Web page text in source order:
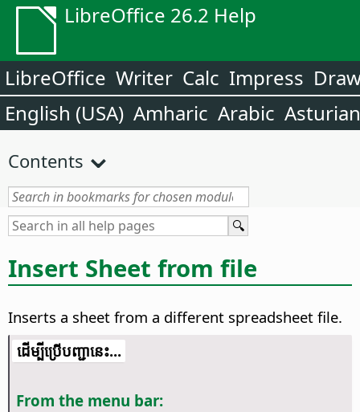
LibreOffice 26.2 Help
LibreOffice Writer Calc Impress
English (USA) Amharic Arabic Asturian
Contents
Insert Sheet from file
Inserts a sheet from a different spreadsheet file.
​​ដើម្បី​ប្រើ​​បញ្ជា​នេះ...
From the menu bar: